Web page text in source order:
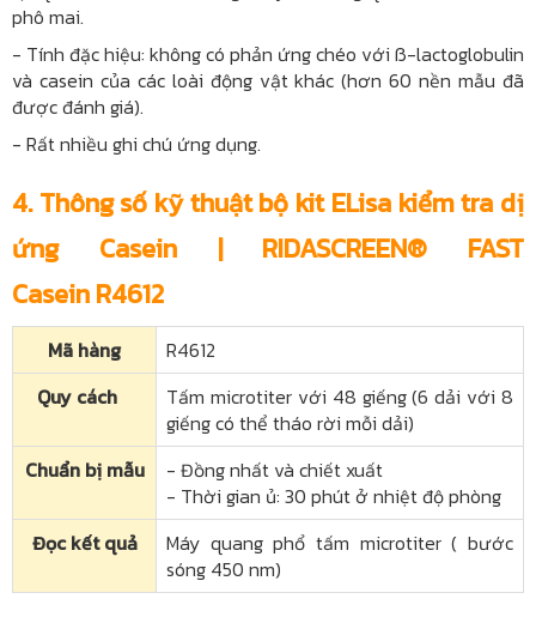
phô mai.
- Tính đặc hiệu: không có phản ứng chéo với ß-lactoglobulin
và casein của các loài động vật khác (hơn 60 nền mẫu đã
được đánh giá).
- Rất nhiều ghi chú ứng dụng.
4. Thông số kỹ thuật bộ kit ELisa kiểm tra dị
ứng Casein | RIDASCREEN® FAST
Casein R4612
Mã hàng
R4612
Quy cách
Tấm microtiter với 48 giếng (6 dải với 8
giếng có thể tháo rời mỗi dải)
Chuẩn bị mẫu
- Đồng nhất và chiết xuất
- Thời gian ủ: 30 phút ở nhiệt độ phòng
Đọc kết quả
Máy quang phổ tấm microtiter ( bước
sóng 450 nm)